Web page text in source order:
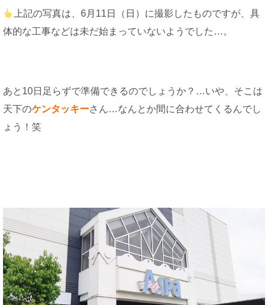
上記の写真は、6月11日（日）に撮影したものですが、具
体的な工事などは未だ始まっていないようでした…。
あと10日足らずで準備できるのでしょうか？…いや、そこは
天下のケンタッキーさん…なんとか間に合わせてくるんでし
ょう！笑